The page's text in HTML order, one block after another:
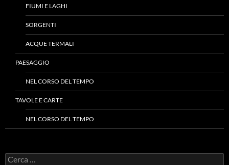
FIUMI E LAGHI
SORGENTI
ACQUE TERMALI
PAESAGGIO
NEL CORSO DEL TEMPO
TAVOLE E CARTE
NEL CORSO DEL TEMPO
Ricerca